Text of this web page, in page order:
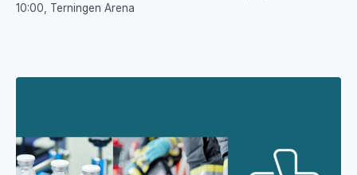
10:00, Terningen Arena